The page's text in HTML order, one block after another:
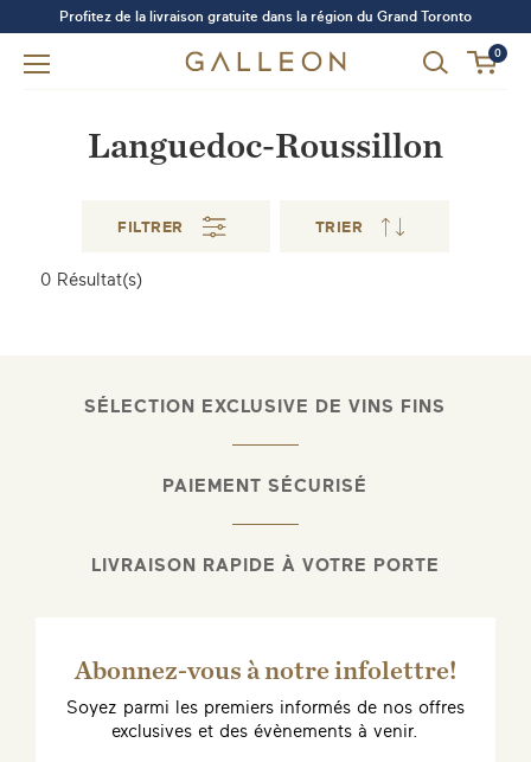
Profitez de la livraison gratuite dans la région du Grand Toronto
0
Languedoc-Roussillon
0Résultat(s)
FILTRER TRIER
SÉLECTION EXCLUSIVE DE VINS FINS
PAIEMENT SÉCURISÉ
LIVRAISON RAPIDE À VOTRE PORTE
Abonnez-vous à notre infolettre!
Soyez parmi les premiers informés de nos offres
exclusives et des évènements à venir.
SE CONNECTER